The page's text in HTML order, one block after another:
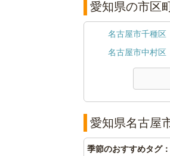
愛知県の市区
名古屋市千種区
名古屋市中村区
愛知県名古屋
季節のおすすめタグ：